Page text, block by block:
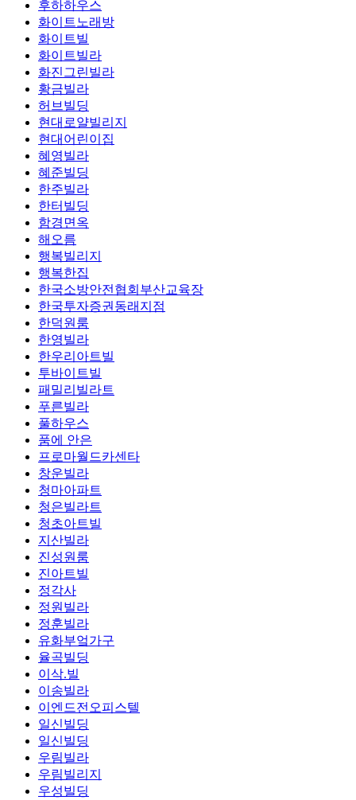
후하하우스
화이트노래방
화이트빌
화이트빌라
화진그린빌라
황금빌라
허브빌딩
현대로얄빌리지
현대어린이집
혜영빌라
혜준빌딩
한주빌라
한터빌딩
함경면옥
해오름
행복빌리지
행복한집
한국소방안전협회부산교육장
한국투자증권동래지점
한덕원룸
한영빌라
한우리아트빌
투바이트빌
패밀리빌라트
푸른빌라
풀하우스
품에 안은
프로마월드카센타
창운빌라
청마아파트
청은빌라트
청초아트빌
지산빌라
진성원룸
진아트빌
정각사
정원빌라
정훈빌라
유화부엌가구
율곡빌딩
이삭.빌
이송빌라
이엔드전오피스텔
일신빌딩
일신빌딩
우림빌라
우림빌리지
우성빌딩